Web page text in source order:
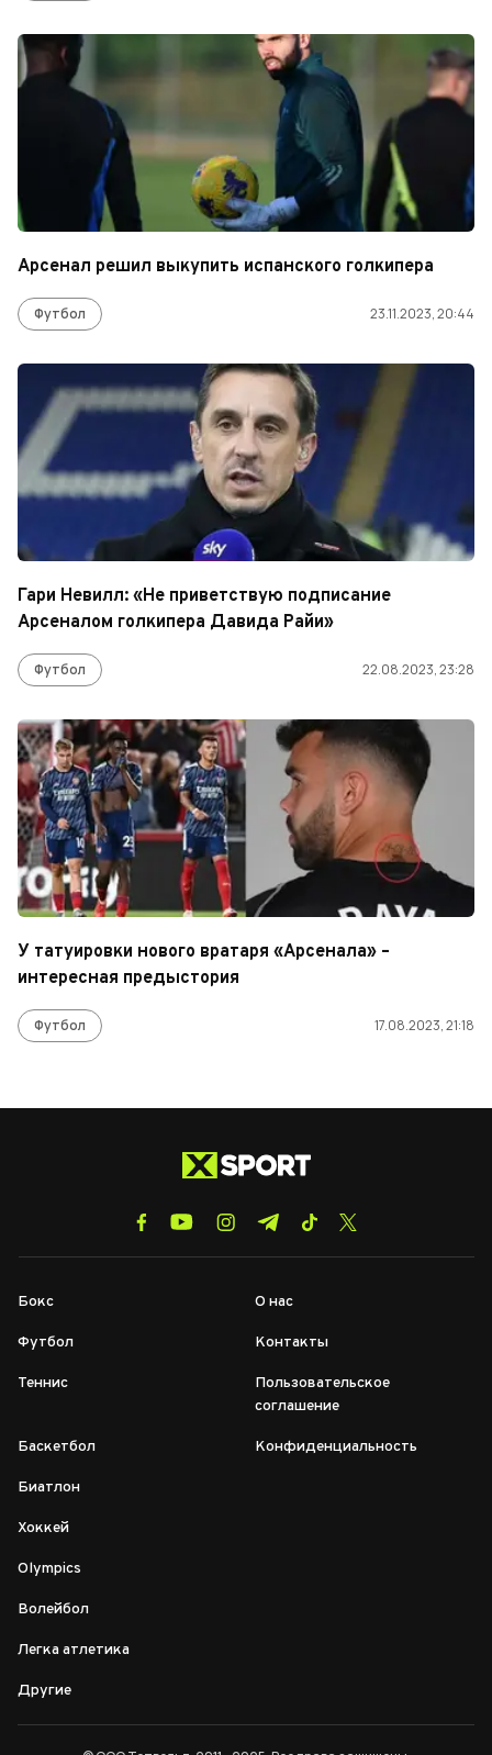
Арсенал решил выкупить испанского голкипера
Футбол 23.11.2023, 20:44
Гари Невилл: «Не приветствую подписание
Арсеналом голкипера Давида Райи»
Футбол 22.08.2023, 23:28
У татуировки нового вратаря «Арсенала» –
интересная предыстория
Футбол 17.08.2023, 21:18
Бокс
Футбол
Теннис
Баскетбол
Биатлон
Хоккей
Olympics
Волейбол
Легка атлетика
Другие
О нас
Контакты
Пользовательское
соглашение
Конфиденциальность